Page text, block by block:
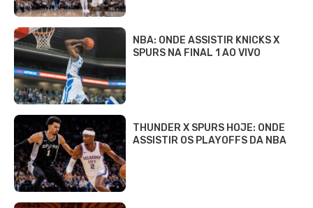
NBA: ONDE ASSISTIR KNICKS X
SPURS NA FINAL 1 AO VIVO
THUNDER X SPURS HOJE: ONDE
ASSISTIR OS PLAYOFFS DA NBA